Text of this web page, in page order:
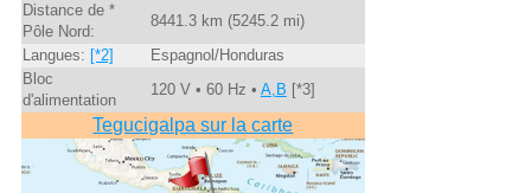
Distance de *
Pôle Nord:
8441.3 km (5245.2 mi)
Langues: [*2]
Espagnol/Honduras
Bloc
d'alimentation
120 V • 60 Hz • A,B [*3]
Tegucigalpa sur la carte